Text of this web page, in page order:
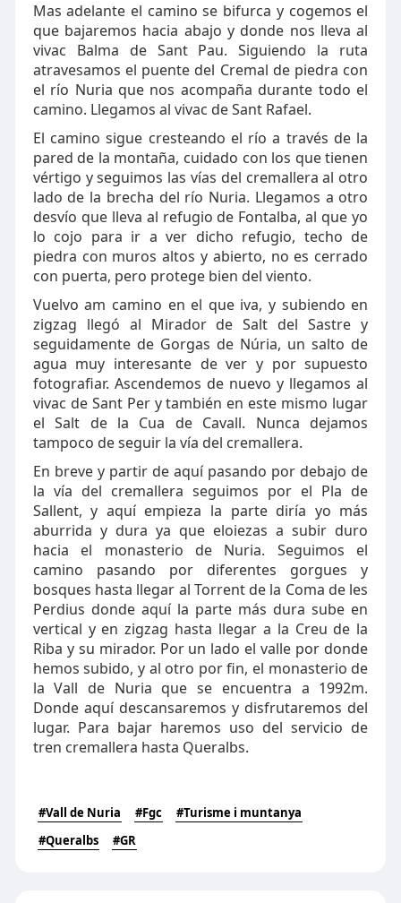
Mas adelante el camino se bifurca y cogemos el
que bajaremos hacia abajo y donde nos lleva al
vivac Balma de Sant Pau. Siguiendo la ruta
atravesamos el puente del Cremal de piedra con
el río Nuria que nos acompaña durante todo el
camino. Llegamos al vivac de Sant Rafael.
El camino sigue cresteando el río a través de la
pared de la montaña, cuidado con los que tienen
vértigo y seguimos las vías del cremallera al otro
lado de la brecha del río Nuria. Llegamos a otro
desvío que lleva al refugio de Fontalba, al que yo
lo cojo para ir a ver dicho refugio, techo de
piedra con muros altos y abierto, no es cerrado
con puerta, pero protege bien del viento.
Vuelvo am camino en el que iva, y subiendo en
zigzag llegó al Mirador de Salt del Sastre y
seguidamente de Gorgas de Núria, un salto de
agua muy interesante de ver y por supuesto
fotografiar. Ascendemos de nuevo y llegamos al
vivac de Sant Per y también en este mismo lugar
el Salt de la Cua de Cavall. Nunca dejamos
tampoco de seguir la vía del cremallera.
En breve y partir de aquí pasando por debajo de
la vía del cremallera seguimos por el Pla de
Sallent, y aquí empieza la parte diría yo más
aburrida y dura ya que eloiezas a subir duro
hacia el monasterio de Nuria. Seguimos el
camino pasando por diferentes gorgues y
bosques hasta llegar al Torrent de la Coma de les
Perdius donde aquí la parte más dura sube en
vertical y en zigzag hasta llegar a la Creu de la
Riba y su mirador. Por un lado el valle por donde
hemos subido, y al otro por fin, el monasterio de
la Vall de Nuria que se encuentra a 1992m.
Donde aquí descansaremos y disfrutaremos del
lugar. Para bajar haremos uso del servicio de
tren cremallera hasta Queralbs.
#Vall de Nuria #Fgc
#Turisme i muntanya
#Queralbs
#GR